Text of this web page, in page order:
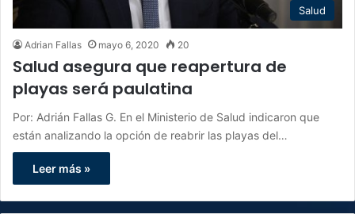
Salud
Adrian Fallas mayo 6, 2020 20
Salud asegura que reapertura de
playas será paulatina
Por: Adrián Fallas G. En el Ministerio de Salud indicaron que
están analizando la opción de reabrir las playas del…
Leer más »